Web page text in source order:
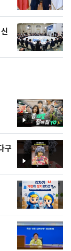
영
상
영
상
구